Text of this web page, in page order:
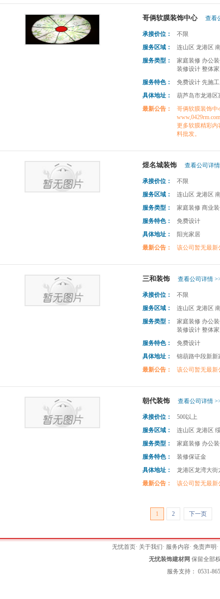
哥俩软膜装饰中心 查看
承接价位：
不限
服务区域：
连山区 龙港区
服务类型：
家庭装修 办公
装修设计 整体
服务特色：
免费设计 先施
具体地址：
葫芦岛市龙港区
最新公告：
哥俩软膜装饰
更多软膜精彩内
料批发。
煜名城装饰 查看公司详
承接价位：
不限
服务区域：
连山区 龙港区
服务类型：
家庭装修 商业
服务特色：
免费设计
具体地址：
阳光家居
最新公告：
该公司暂无最新
三和装饰 查看公司详情
承接价位：
不限
服务区域：
连山区 龙港区
服务类型：
家庭装修 办公
装修设计 整体
服务特色：
免费设计
具体地址：
锦葫路中段新新
最新公告：
该公司暂无最新
朝代装饰 查看公司详情
承接价位：
500以上
服务区域：
连山区 龙港区
服务类型：
家庭装修 办公
服务特色：
装修保证金
具体地址：
龙港区龙湾大街
最新公告：
该公司暂无最新
1 2 下一页
无忧首页· 关于我们· 服务内容·免责声明 ·
无忧装饰建材网 保留全部
服务支持： 0531-